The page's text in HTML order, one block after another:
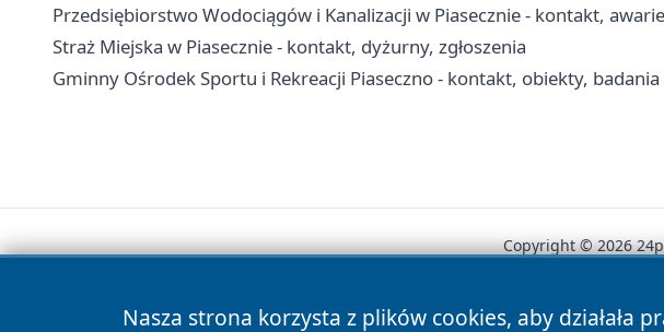
Przedsiębiorstwo Wodociągów i Kanalizacji w Piasecznie - kontakt,
Straż Miejska w Piasecznie - kontakt, dyżurny, zgłoszenia
Gminny Ośrodek Sportu i Rekreacji Piaseczno - kontakt, obiekty,
Nasza strona korzysta z plików cookies, aby
Copyright © 2026
News Autorzy